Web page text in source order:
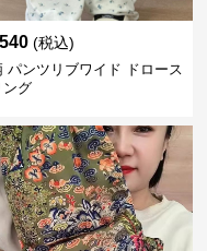
(税込)
パンツリブワイド ドロース
ング